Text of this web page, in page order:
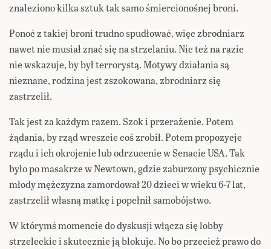
znaleziono kilka sztuk tak samo śmiercionośnej broni.
Ponoć z takiej broni trudno spudłować, więc zbrodniarz
nawet nie musiał znać się na strzelaniu. Nic też na razie
nie wskazuje, by był terrorystą. Motywy działania są
nieznane, rodzina jest zszokowana, zbrodniarz się
zastrzelił.
Tak jest za każdym razem. Szok i przerażenie. Potem
żądania, by rząd wreszcie coś zrobił. Potem propozycje
rządu i ich okrojenie lub odrzucenie w Senacie USA. Tak
było po masakrze w Newtown, gdzie zaburzony psychicznie
młody mężczyzna zamordował 20 dzieci w wieku 6-7 lat,
zastrzelił własną matkę i popełnił samobójstwo.
W którymś momencie do dyskusji włącza się lobby
strzeleckie i skutecznie ją blokuje. No bo przecież prawo do